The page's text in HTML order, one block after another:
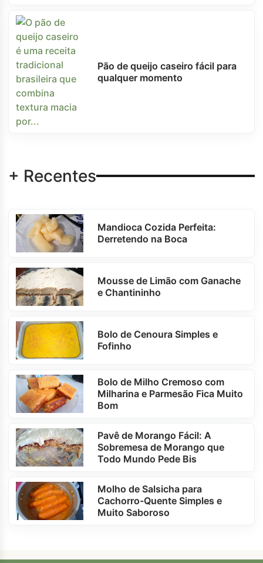
Pão de queijo caseiro fácil para
qualquer momento
+ Recentes
Mandioca Cozida Perfeita:
Derretendo na Boca
Mousse de Limão com Ganache
e Chantininho
Bolo de Cenoura Simples e
Fofinho
Bolo de Milho Cremoso com
Milharina e Parmesão Fica Muito
Bom
Pavê de Morango Fácil: A
Sobremesa de Morango que
Todo Mundo Pede Bis
Molho de Salsicha para
Cachorro-Quente Simples e
Muito Saboroso